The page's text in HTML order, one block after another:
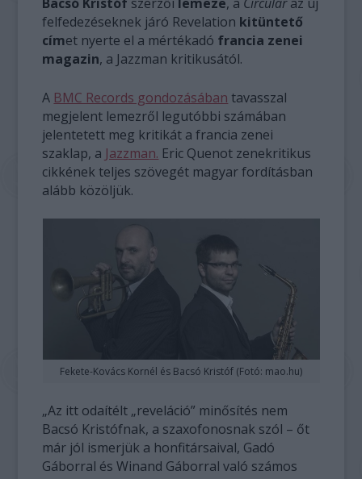
felfedezéseknek járó Revelation kitüntető
címet nyerte el a mértékadó francia zenei
magazin, a Jazzman kritikusától.
A BMC Records gondozásában tavasszal
megjelent lemezről legutóbbi számában
jelentetett meg kritikát a francia zenei
szaklap, a Jazzman. Eric Quenot zenekritikus
cikkének teljes szövegét magyar fordításban
alább közöljük.
Fekete-Kovács Kornél és Bacsó Kristóf (Fotó: mao.hu)
„Az itt odaítélt „reveláció” minősítés nem
Bacsó Kristófnak, a szaxofonosnak szól – őt
már jól ismerjük a honfitársaival, Gadó
Gáborral és Winand Gáborral való számos